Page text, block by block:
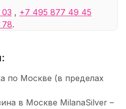
, +7 495 877 49 45
78.
по Москве (в пределах
в Москве MilanaSilver –